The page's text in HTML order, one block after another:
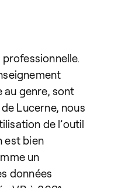
au genre, sont
Lucerne, nous
de l’outil
est bien
un
données